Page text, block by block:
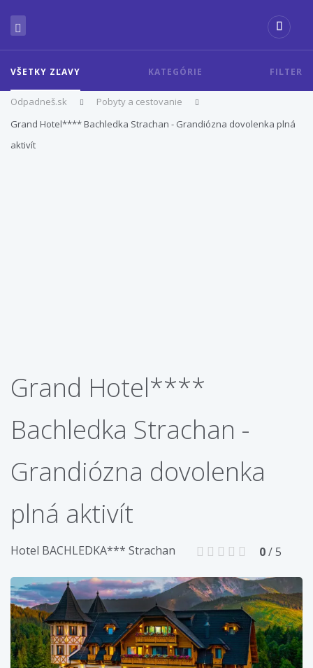
VŠETKY ZĽAVY KATEGÓRIE FILTER
Odpadneš.sk
Pobyty a cestovanie
Grand Hotel**** Bachledka Strachan - Grandiózna dovolenka plná
aktivít
Grand Hotel****
Bachledka Strachan -
Grandiózna dovolenka
plná aktivít
Hotel BACHLEDKA*** Strachan 0/ 5